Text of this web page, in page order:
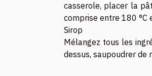
casserole, placer la
comprise entre 180 °C
Sirop
Mélangez tous les
dessus, saupoudrer de